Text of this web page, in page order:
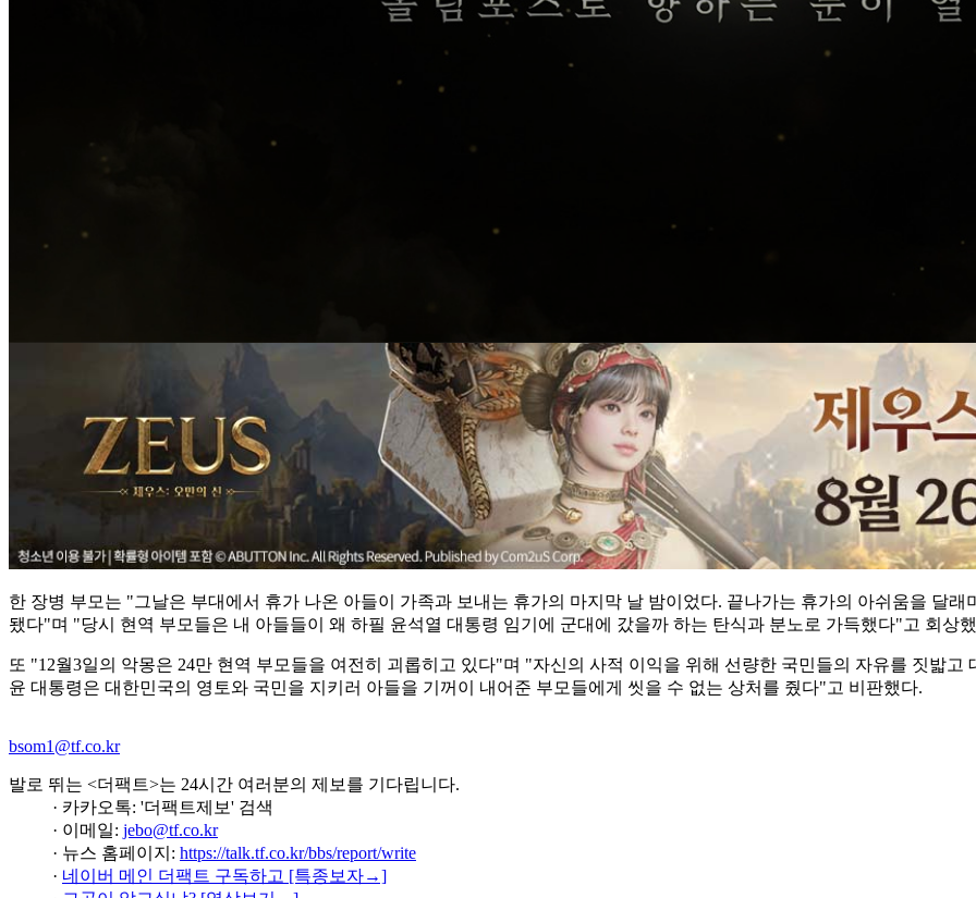
한 장병 부모는 "그날은 부대에서 휴가 나온 아들이 가족과 보내는 휴가의 마지막 날 밤이었다. 끝나가는 휴가의 아쉬움을 달
됐다"며 "당시 현역 부모들은 내 아들들이 왜 하필 윤석열 대통령 임기에 군대에 갔을까 하는 탄식과 분노로 가득했다"고 회상
또 "12월3일의 악몽은 24만 현역 부모들을 여전히 괴롭히고 있다"며 "자신의 사적 이익을 위해 선량한 국민들의 자유를 짓밟
윤 대통령은 대한민국의 영토와 국민을 지키러 아들을 기꺼이 내어준 부모들에게 씻을 수 없는 상처를 줬다"고 비판했다.
bsom1@tf.co.kr
발로 뛰는 <더팩트>는 24시간 여러분의 제보를 기다립니다.
· 카카오톡: '더팩트제보' 검색
· 이메일: jebo@tf.co.kr
· 뉴스 홈페이지: https://talk.tf.co.kr/bbs/report/write
· 네이버 메인 더팩트 구독하고 [특종보자→]